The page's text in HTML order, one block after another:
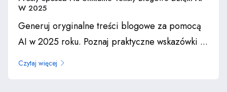
W 2025
Generuj oryginalne treści blogowe za pomocą
AI w 2025 roku. Poznaj praktyczne wskazówki ...
Czytaj więcej